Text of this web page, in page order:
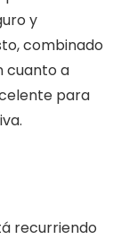
y
combinado
cuanto a
para
recurriendo